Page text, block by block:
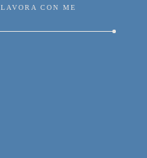
LAVORA CON ME